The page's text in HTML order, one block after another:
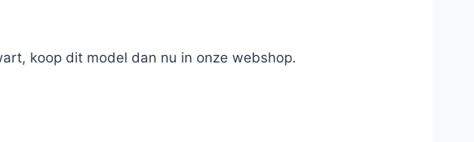
koop dit model dan nu in onze webshop.